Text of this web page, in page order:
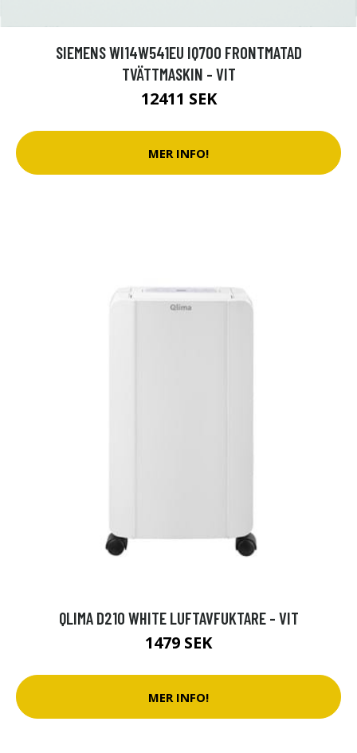
SIEMENS WI14W541EU IQ700 FRONTMATAD
TVÄTTMASKIN - VIT
12411 SEK
MER INFO!
QLIMA D210 WHITE LUFTAVFUKTARE - VIT
1479 SEK
MER INFO!